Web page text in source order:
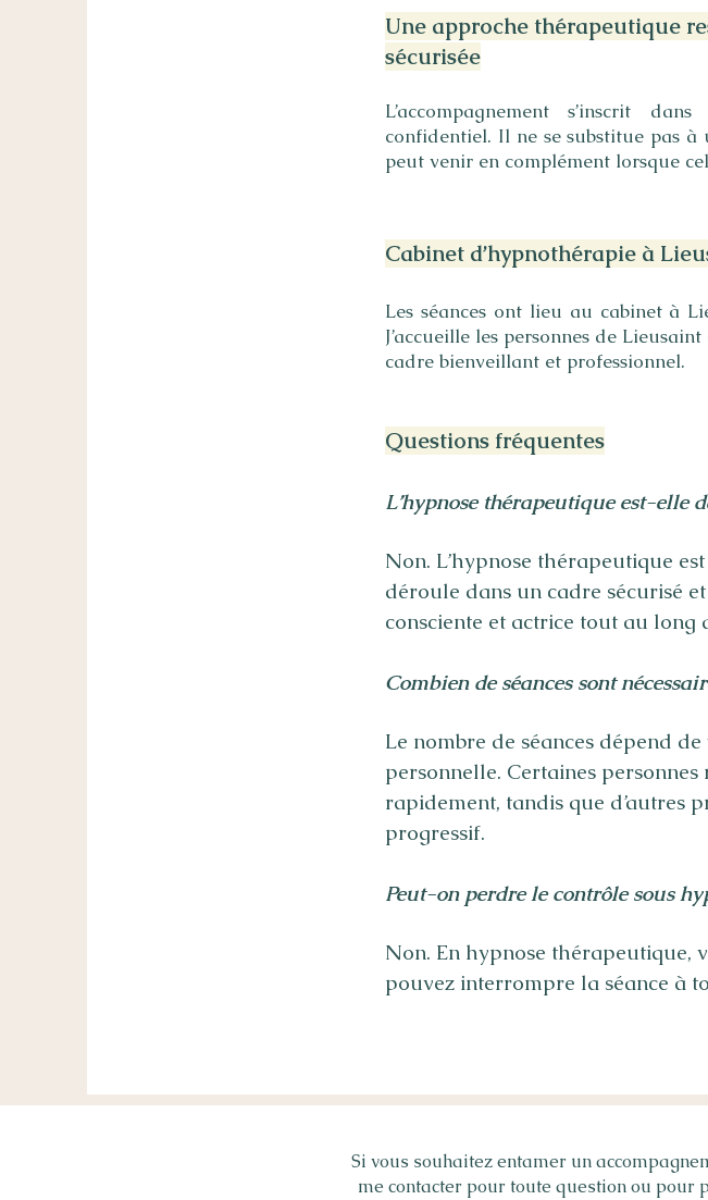
Une approche thérapeutique
sécurisée
L’accompagnement s’inscrit
confidentiel. Il ne se substitue pas
peut venir en complément lorsque
Cabinet d’hypnothérapie à
Les séances ont lieu au cabinet à
J’accueille les personnes de
cadre bienveillant et professionnel.
Questions fréquentes
L’hypnose thérapeutique est-elle
Non. L’hypnose thérapeutique
déroule dans un cadre sécurisé
consciente et actrice tout au long
Combien de séances sont
Le nombre de séances dépend
personnelle. Certaines
rapidement, tandis que d’autres
progressif.
Peut-on perdre le contrôle sous
Non. En hypnose thérapeutique,
pouvez interrompre la séance à
Si vous souhaitez entamer un
me contacter pour toute question ou pour